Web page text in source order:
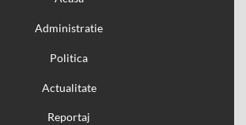
Administratie
Politica
Actualitate
Reportaj